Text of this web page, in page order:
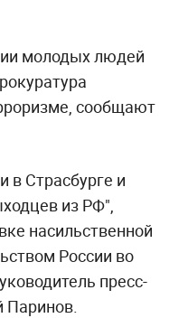
молодых людей
сообщают
Страсбурге и
из РФ",
насильственной
России во
пресс-